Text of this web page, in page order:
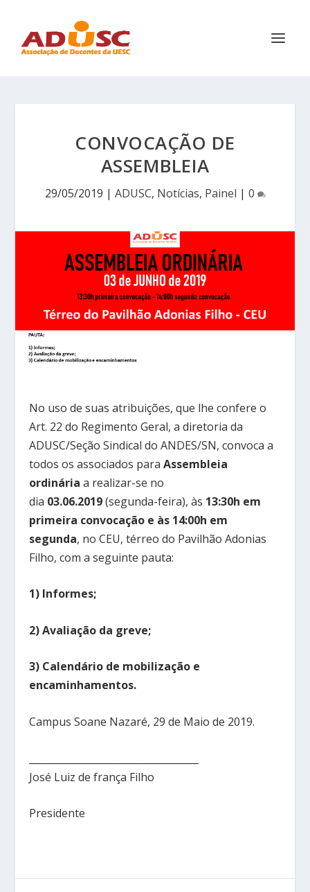
CONVOCAÇÃO DE
ASSEMBLEIA
29/05/2019 | ADUSC, Notícias, Painel | 0
No uso de suas atribuições, que lhe confere o
Art. 22 do Regimento Geral, a diretoria da
ADUSC/Seção Sindical do ANDES/SN, convoca a
todos os associados paraAssembleia
ordinária a realizar-se no
dia 03.06.2019(segunda-feira), às 13:30h em
primeira convocação e às 14:00h em
segunda, no CEU, térreo do Pavilhão Adonias
Filho, com a seguinte pauta:
1) Informes;
2) Avaliação da greve;
3) Calendário de mobilização e
encaminhamentos.
Campus Soane Nazaré, 29 de Maio de 2019.
José Luiz de frança Filho
Presidente